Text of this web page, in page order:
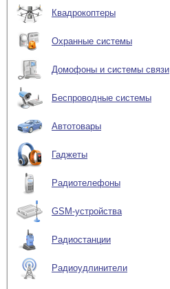
Квадрокоптеры
Охранные системы
Домофоны и системы связи
Беспроводные системы
Автотовары
Гаджеты
Радиотелефоны
GSM-устройства
Радиостанции
Радиоудлинители